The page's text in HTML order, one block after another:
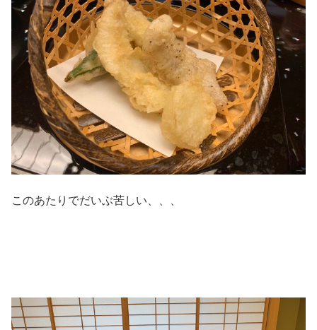
このあたりでだいぶ苦しい、、、